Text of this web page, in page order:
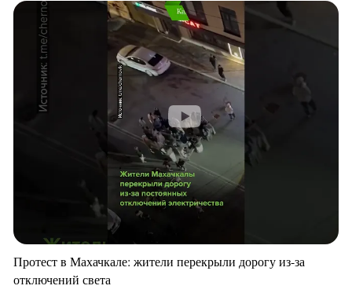
Протест в Махачкале: жители перекрыли дорогу из-за
отключений света